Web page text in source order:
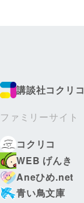
講談社コクリコ
ファミリーサイト
コクリコ
WEB げんき
Aneひめ.net
青い鳥文庫